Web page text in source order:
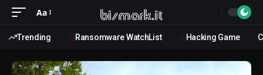
Aa
Trending Ransomware WatchList Hacking Game